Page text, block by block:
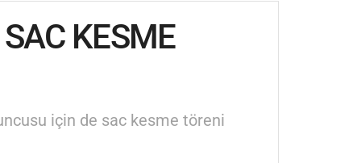
KESME
için de sac kesme töreni